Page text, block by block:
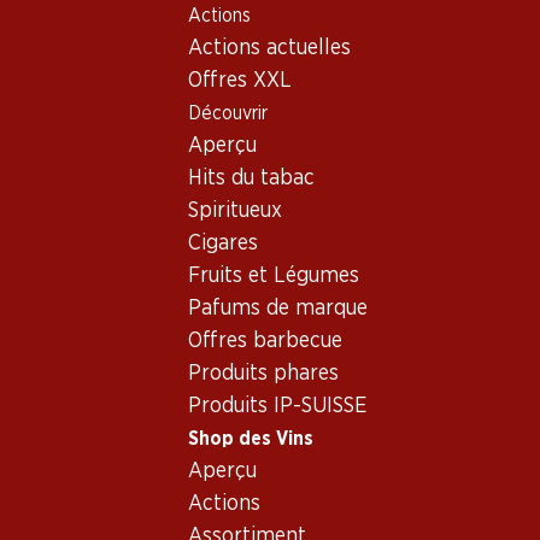
Actions
Actions actuelles
Offres XXL
Découvrir
Aperçu
Hits du tabac
Spiritueux
Cigares
Fruits et Légumes
Pafums de marque
Offres barbecue
Produits phares
Produits IP-SUISSE
Shop des Vins
Aperçu
Actions
Shop des Vins
Tire-bouchons
Tire-bouchons et
compagnie - les bons